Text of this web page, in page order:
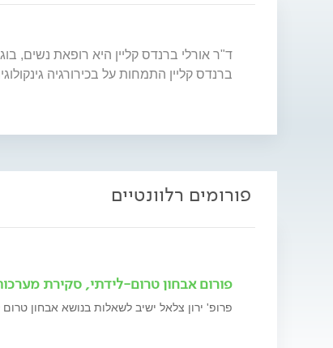
ד"ר אורלי ברנדס קליין היא רופאת נשים,
ברנדס קליין התמחות על בכירורגיה
פורומים רלוונטיים
פורום אבחון טרום-לידתי, סקירת
פרופ' ירון צלאל ישיב לשאלות בנושא אבחון